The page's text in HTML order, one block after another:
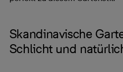
Skandinavische
Schlicht und